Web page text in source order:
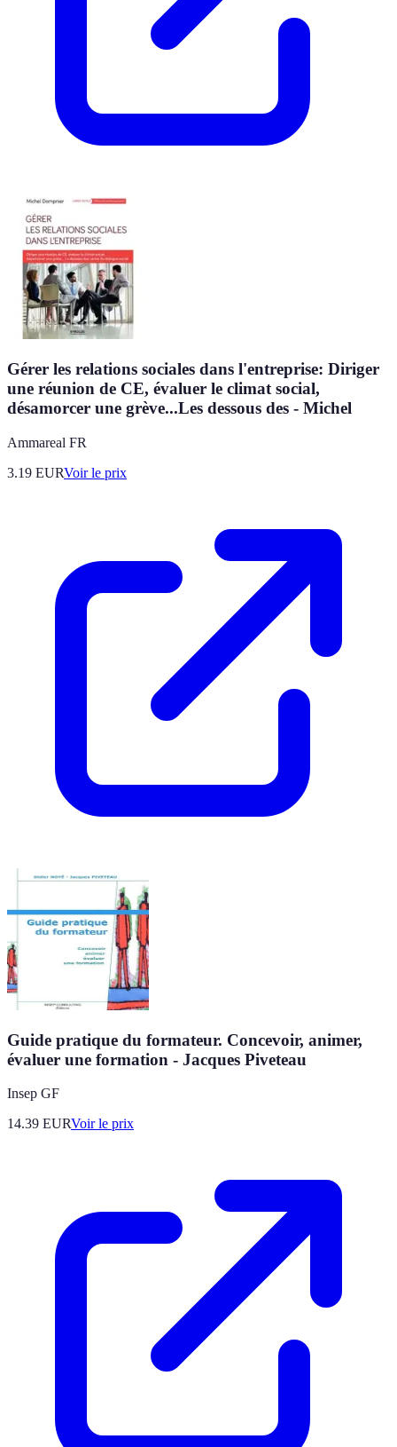
Gérer les relations sociales dans l'entreprise: Diriger
une réunion de CE, évaluer le climat social,
désamorcer une grève...Les dessous des - Michel
Ammareal FR
3.19 EURVoir le prix
Guide pratique du formateur. Concevoir, animer,
évaluer une formation - Jacques Piveteau
Insep GF
14.39 EURVoir le prix